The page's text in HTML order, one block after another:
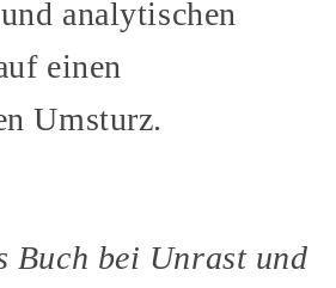
analytischen
einen
Umsturz.
Buch bei Unrast und